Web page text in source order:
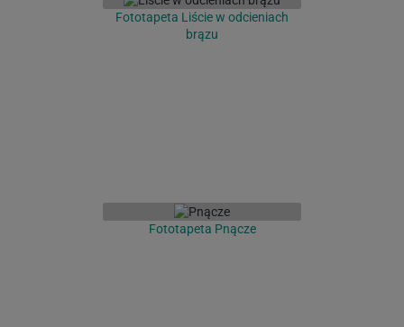
Fototapeta Liście w odcieniach
brązu
Fototapeta Pnącze